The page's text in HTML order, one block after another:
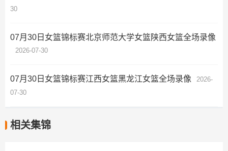
30
07月30日女篮锦标赛北京师范大学女篮陕西女篮全场录像
2026-07-30
07月30日女篮锦标赛江西女篮黑龙江女篮全场录像
2026-
07-30
相关集锦